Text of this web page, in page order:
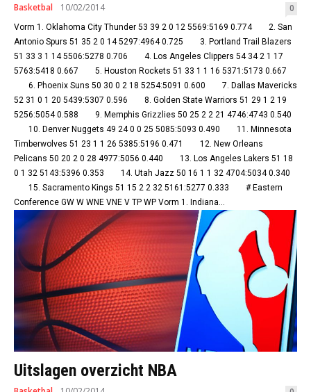
Basketbal 10/02/2014 0
Vorm 1. Oklahoma City Thunder 53 39 2 0 12 5569:5169 0.774 2. San
Antonio Spurs 51 35 2 0 14 5297:4964 0.725 3. Portland Trail Blazers
51 33 3 1 14 5506:5278 0.706 4. Los Angeles Clippers 54 34 2 1 17
5763:5418 0.667 5. Houston Rockets 51 33 1 1 16 5371:5173 0.667
52 31 0 1 20 5439:5307 0.596 8. Golden State Warriors 51 29 1 2 19
5256:5054 0.588 9. Memphis Grizzlies 50 25 2 2 21 4746:4743 0.540
Timberwolves 51 23 1 1 26 5385:5196 0.471 12. New Orleans
Pelicans 50 20 2 0 28 4977:5056 0.440 13. Los Angeles Lakers 51 18
0 1 32 5143:5396 0.353 14. Utah Jazz 50 16 1 1 32 4704:5034 0.340
Conference GW W WNE VNE V TP WP Vorm 1. Indiana...
Uitslagen overzicht NBA